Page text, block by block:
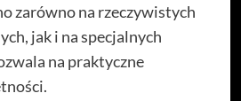
zarówno na rzeczywistych
jak i na specjalnych
na praktyczne